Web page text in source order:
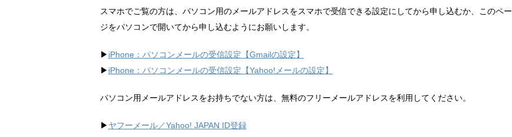
スマホでご覧の方は、パソコン用のメールアドレスをスマホで受信できる設定にしてから申し込むか、このペー
ジをパソコンで開いてから申し込むようにお願いします。
▶︎ iPhone：パソコンメールの受信設定【Gmailの設定】
▶︎ iPhone：パソコンメールの受信設定【Yahoo!メールの設定】
パソコン用メールアドレスをお持ちでない方は、無料のフリーメールアドレスを利用してください。
▶︎ ヤフーメール／Yahoo! JAPAN ID登録